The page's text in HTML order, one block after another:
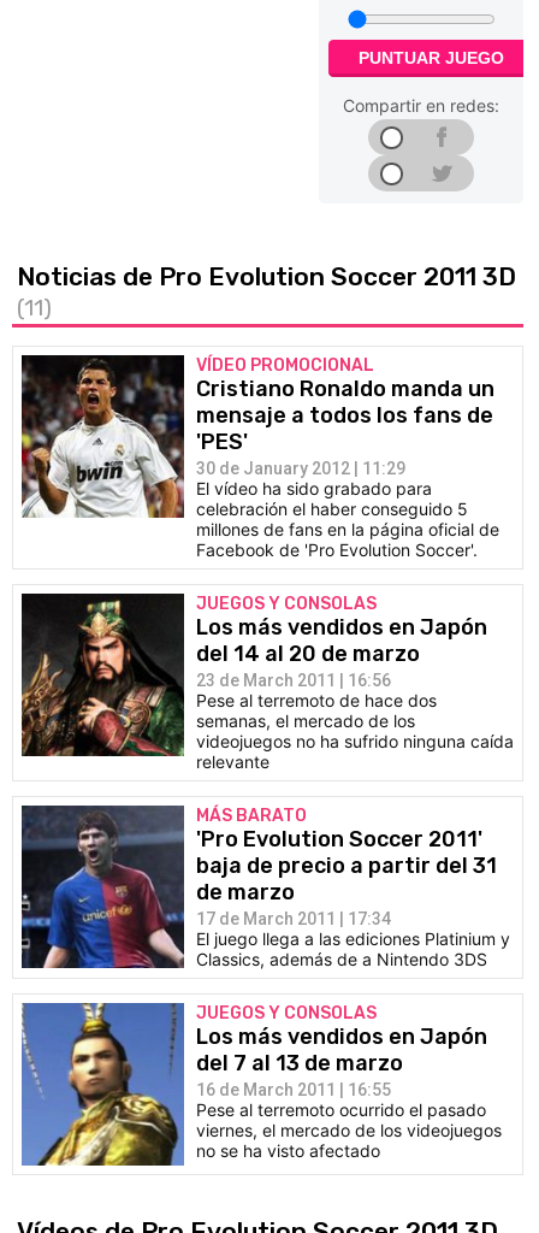
PUNTUAR JUEGO
Compartir en redes:
Noticias de Pro Evolution Soccer 2011 3D
(11)
VÍDEO PROMOCIONAL
Cristiano Ronaldo manda un
mensaje a todos los fans de
'PES'
30 de January 2012 | 11:29
El vídeo ha sido grabado para
celebración el haber conseguido 5
millones de fans en la página oficial de
Facebook de 'Pro Evolution Soccer'.
JUEGOS Y CONSOLAS
Los más vendidos en Japón
del 14 al 20 de marzo
23 de March 2011 | 16:56
Pese al terremoto de hace dos
semanas, el mercado de los
videojuegos no ha sufrido ninguna caída
relevante
MÁS BARATO
'Pro Evolution Soccer 2011'
baja de precio a partir del 31
de marzo
17 de March 2011 | 17:34
El juego llega a las ediciones Platinium y
Classics, además de a Nintendo 3DS
JUEGOS Y CONSOLAS
Los más vendidos en Japón
del 7 al 13 de marzo
16 de March 2011 | 16:55
Pese al terremoto ocurrido el pasado
viernes, el mercado de los videojuegos
no se ha visto afectado